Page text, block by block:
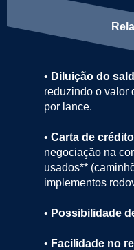
• Diluição do
reduzindo o valor
por lance.
• Carta de crédito
negociação na
usados**
implementos
• Possibilidade
• Facilidade no